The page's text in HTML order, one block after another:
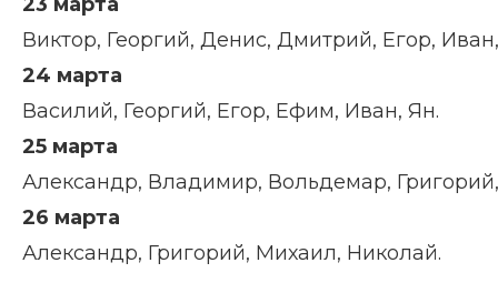
Виктор, Георгий, Денис, Дмитрий, Егор,
24 марта
Василий, Георгий, Егор, Ефим, Иван, Ян.
25 марта
Александр, Владимир, Вольдемар,
26 марта
Александр, Григорий, Михаил, Николай.